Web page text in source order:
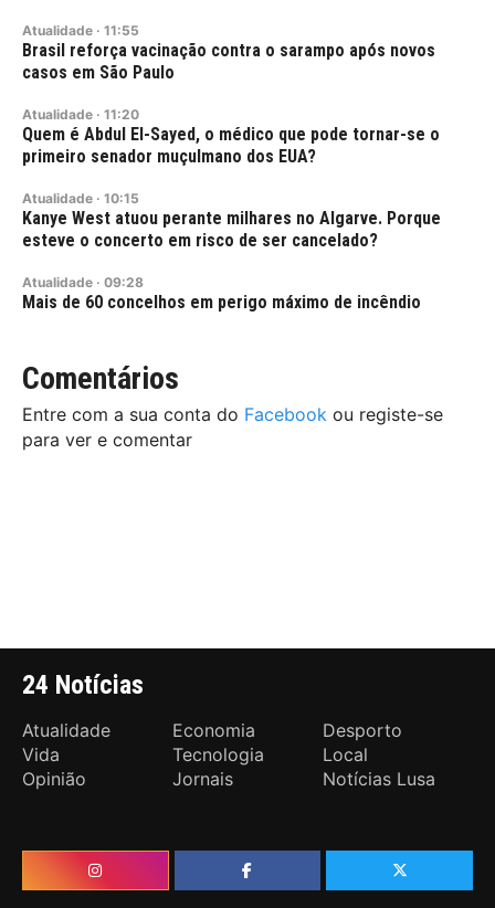
Atualidade · 11:55
Brasil reforça vacinação contra o sarampo após novos
casos em São Paulo
Atualidade · 11:20
Quem é Abdul El-Sayed, o médico que pode tornar-se o
primeiro senador muçulmano dos EUA?
Atualidade · 10:15
Kanye West atuou perante milhares no Algarve. Porque
esteve o concerto em risco de ser cancelado?
Atualidade · 09:28
Mais de 60 concelhos em perigo máximo de incêndio
Comentários
Entre com a sua conta do Facebook ou registe-se
para ver e comentar
24 Notícias
Atualidade Economia
Desporto
Vida
Tecnologia
Local
Opinião
Jornais Notícias Lusa